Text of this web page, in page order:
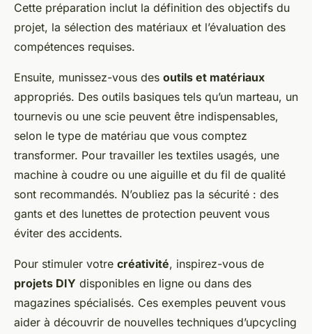
Cette préparation inclut la définition des objectifs du
projet, la sélection des matériaux et l’évaluation des
compétences requises.
Ensuite, munissez-vous des outils et matériaux
appropriés. Des outils basiques tels qu’un marteau, un
tournevis ou une scie peuvent être indispensables,
selon le type de matériau que vous comptez
transformer. Pour travailler les textiles usagés, une
machine à coudre ou une aiguille et du fil de qualité
sont recommandés. N’oubliez pas la sécurité : des
gants et des lunettes de protection peuvent vous
éviter des accidents.
Pour stimuler votre créativité, inspirez-vous de
projets DIY disponibles en ligne ou dans des
magazines spécialisés. Ces exemples peuvent vous
aider à découvrir de nouvelles techniques d’upcycling